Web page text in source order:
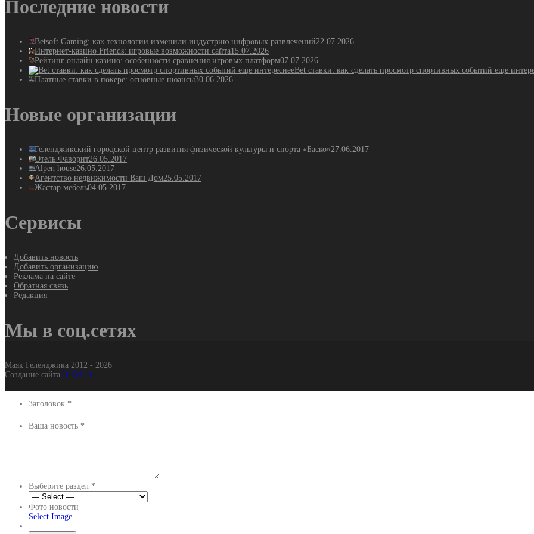
Последние новости
Betsoft Gaming: как технологии изменили индустрию цифровых развлечений22.07.2026
Интернет-казино Friends: игровые возможности сайта15.07.2026
Рейтинг онлайн казино: особенности сравнения игровых платформ07.07.2026
Bet ставки: как сделать просмотр спортивных событий еще
Платные ставки в покере: основные нюансы30.06.2026
Новые организации
Геленджикский городской центр развития физической культуры и спорта «Баско»27.06.2017
Отель Фаворит26.05.2017
Alpen house26.05.2017
Агентство недвижимости Ваш Дом25.05.2017
Жастар мебель04.05.2017
Сервисы
Добавить новость
Добавить организацию
Реклама на сайте
Обратная связь
Редакция
Мы в соц.сетях
Маяк Геленджика 2012 - 2026
Создание сайта It-Gel.ru
Заголовок *
Ваша новость *
Выберите раздел *
Фото новости
Select Image